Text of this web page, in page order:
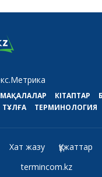
МАҚАЛАЛАР КІТАПТАР
ТҰЛҒА
ТЕРМИНОЛОГИЯ
Хат жазу Құжаттар
termincom.kz